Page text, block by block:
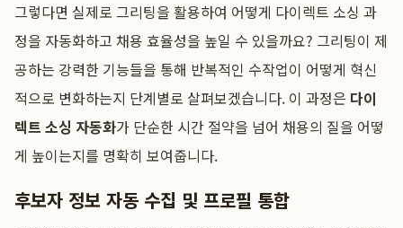
그렇다면 실제로 그리팅을 활용하여 어떻게 다이렉트 소싱 과
정을 자동화하고 채용 효율성을 높일 수 있을까요? 그리팅이 제
공하는 강력한 기능들을 통해 반복적인 수작업이 어떻게 혁신
적으로 변화하는지 단계별로 살펴보겠습니다. 이 과정은 다이
렉트 소싱 자동화가 단순한 시간 절약을 넘어 채용의 질을 어떻
게 높이는지를 명확히 보여줍니다.
후보자 정보 자동 수집 및 프로필 통합